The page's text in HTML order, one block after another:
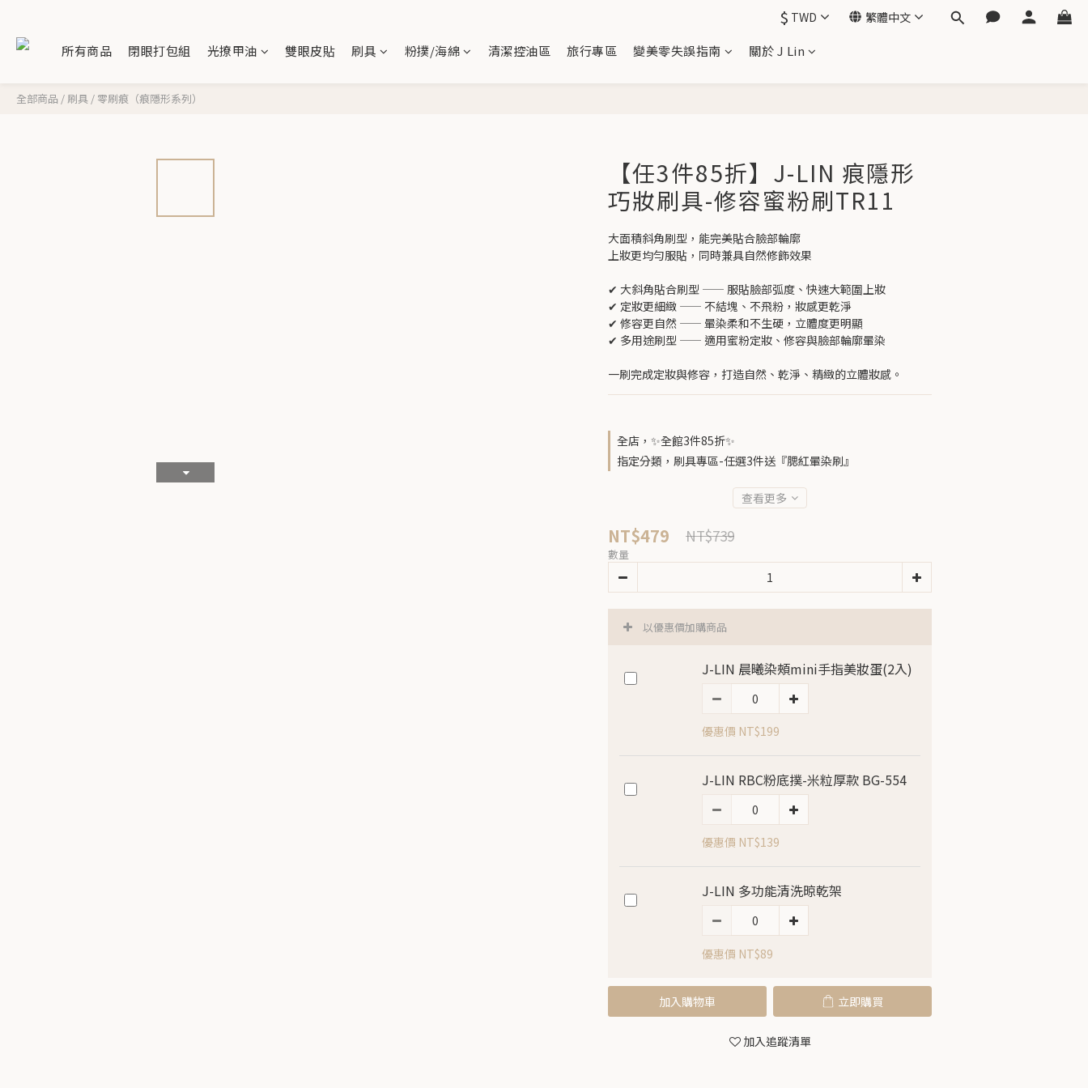
$ TWD 繁體中文
所有商品 閉眼打包組 光撩甲油 雙眼皮貼 刷具 粉撲/海綿 清潔控油區 旅行專區 變美零失誤指南 關於 J Lin
全部商品 / 刷具 / 零刷痕（痕隱形系列）
【任3件85折】J-LIN 痕隱形
巧妝刷具-修容蜜粉刷TR11
大面積斜角刷型，能完美貼合臉部輪廓
上妝更均勻服貼，同時兼具自然修飾效果
✔ 大斜角貼合刷型 —— 服貼臉部弧度、快速大範圍上妝
✔ 定妝更細緻 —— 不結塊、不飛粉，妝感更乾淨
✔ 修容更自然 —— 暈染柔和不生硬，立體度更明顯
✔ 多用途刷型 —— 適用蜜粉定妝、修容與臉部輪廓暈染
一刷完成定妝與修容，打造自然、乾淨、精緻的立體妝感。
全店，✨全館3件85折✨
指定分類，刷具專區-任選3件送『腮紅暈染刷』
查看更多
NT$479 NT$739
數量
以優惠價加購商品
J-LIN 晨曦染頰mini手指美妝蛋(2入)
優惠價 NT$199
J-LIN RBC粉底撲-米粒厚款 BG-554
優惠價 NT$139
J-LIN 多功能清洗晾乾架
優惠價 NT$89
加入購物車 立即購買
加入追蹤清單